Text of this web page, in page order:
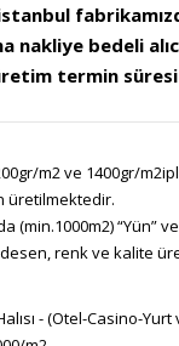
nakliye bedeli
termin
m2 ve 1400gr/
üretilmektedir.
(min.1000m2) “Yün”
renk ve kalite
- (Otel-Casino-Yurt